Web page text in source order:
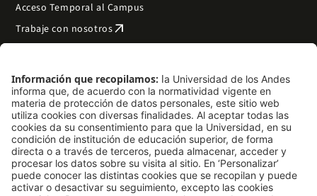
Acceso Temporal al Campus
Trabaje con nosotrosarrow_outward
Preguntas frecuentes
Filantropía y donacionesarrow_outward
Mapa del sitio arrow_outward
Síguenos
LinkedIn